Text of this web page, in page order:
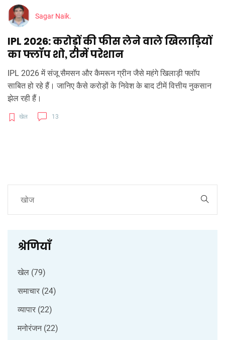
Sagar Naik.
IPL 2026: करोड़ों की फीस लेने वाले खिलाड़ियों
का फ्लॉप शो, टीमें परेशान
IPL 2026 में संजू सैमसन और कैमरून ग्रीन जैसे महंगे खिलाड़ी फ्लॉप
साबित हो रहे हैं। जानिए कैसे करोड़ों के निवेश के बाद टीमें वित्तीय नुकसान
झेल रही हैं।
खेल 13
श्रेणियाँ
खेल (79)
समाचार (24)
व्यापार (22)
मनोरंजन (22)